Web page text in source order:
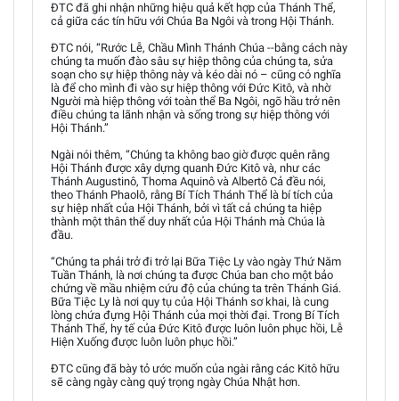
ĐTC đã ghi nhận những hiệu quả kết hợp của Thánh Thể,
cả giữa các tín hữu với Chúa Ba Ngôi và trong Hội Thánh.
ĐTC nói, “Rước Lễ, Chầu Mình Thánh Chúa --bằng cách này
chúng ta muốn đào sâu sự hiệp thông của chúng ta, sửa
soạn cho sự hiệp thông này và kéo dài nó – cũng có nghĩa
là để cho mình đi vào sự hiệp thông với Đức Kitô, và nhờ
Người mà hiệp thông với toàn thể Ba Ngôi, ngõ hầu trở nên
điều chúng ta lãnh nhận và sống trong sự hiệp thông với
Hội Thánh.”
Ngài nói thêm, “Chúng ta không bao giờ được quên rằng
Hội Thánh được xây dựng quanh Đức Kitô và, như các
Thánh Augustinô, Thoma Aquinô và Albertô Cả đều nói,
theo Thánh Phaolô, rằng Bí Tích Thánh Thể là bí tích của
sự hiệp nhất của Hội Thánh, bởi vì tất cả chúng ta hiệp
thành một thân thể duy nhất của Hội Thánh mà Chúa là
đầu.
“Chúng ta phải trở đi trở lại Bữa Tiệc Ly vào ngày Thứ Năm
Tuần Thánh, là nơi chúng ta được Chúa ban cho một bảo
chứng về mầu nhiệm cứu độ của chúng ta trên Thánh Giá.
Bữa Tiệc Ly là nơi quy tụ của Hội Thánh sơ khai, là cung
lòng chứa đựng Hội Thánh của mọi thời đại. Trong Bí Tích
Thánh Thể, hy tế của Đức Kitô được luôn luôn phục hồi, Lễ
Hiện Xuống được luôn luôn phục hồi.”
ĐTC cũng đã bày tỏ ước muốn của ngài rằng các Kitô hữu
sẽ càng ngày càng quý trọng ngày Chúa Nhật hơn.